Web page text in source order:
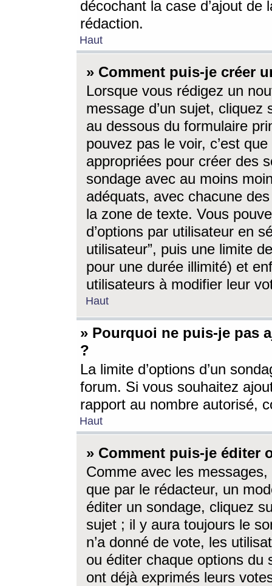
décochant la case d’ajout
rédaction.
Haut
» Comment puis-je créer
Lorsque vous rédigez un
message d’un sujet, cliquez
au dessous du formulaire
pouvez pas le voir, c’est
appropriées pour créer des
sondage avec au moins
adéquats, avec chacune
la zone de texte. Vous
d’options par utilisateur en
utilisateur”, puis une limite
pour une durée illimité) et
utilisateurs à modifier leur
Haut
» Pourquoi ne puis-je pas
?
La limite d’options d’un
forum. Si vous souhaitez
rapport au nombre autorisé,
Haut
» Comment puis-je éditer
Comme avec les
que par le rédacteur, un
éditer un sondage, cliquez
sujet ; il y aura toujours le
n’a donné de vote, les
ou éditer chaque options du
ont déjà exprimés leurs